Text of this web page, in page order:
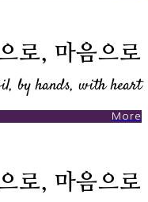
로, 마음으로
by hands, with heart
More
로, 마음으로